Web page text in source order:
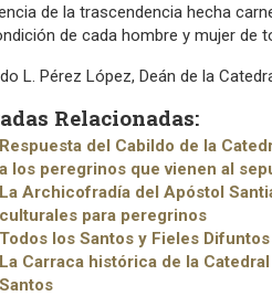
de la trascendencia hecha
de cada hombre y mujer de
L. Pérez López, Deán de la
Relacionadas:
Respuesta del Cabildo de la
a los peregrinos que vienen al
La Archicofradía del Apóstol
culturales para peregrinos
Todos los Santos y Fieles
La Carraca histórica de la
Santos